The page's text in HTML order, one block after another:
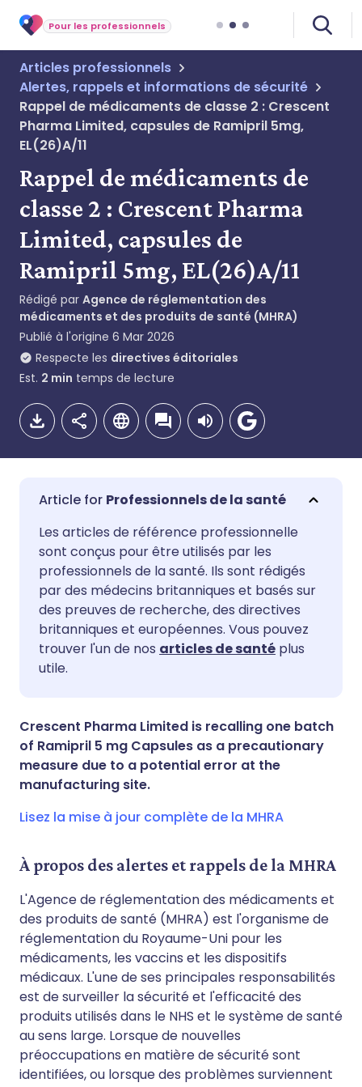
Pour les professionnels
Articles professionnels
Alertes, rappels et informations de sécurité
Rappel de médicaments de classe 2 : Crescent
Pharma Limited, capsules de Ramipril 5mg,
EL(26)A/11
Rappel de médicaments de
classe 2 : Crescent Pharma
Limited, capsules de
Ramipril 5mg, EL(26)A/11
Rédigé par Agence de réglementation des
médicaments et des produits de santé (MHRA)
Publié à l'origine 6 Mar 2026
Respecte les directives éditoriales
Est. 2 min temps de lecture
Partager par email
Partager sur Facebook
Partager via LinkedIn
Partager via WhatsApp
Copier le lien
🇬🇧 English 🇩🇪 Deutsch
🇪🇸 Español 🇫🇷 Français
🇮🇹 Italiano 🇵🇹
🇸🇦 عربي 🇸🇪 Svenska
Professionnels de la santé
Les articles de référence professionnelle
sont conçus pour être utilisés par les
professionnels de la santé. Ils sont rédigés
par des médecins britanniques et basés sur
des preuves de recherche, des directives
britanniques et européennes. Vous pouvez
trouver l'un de nos articles de santé plus
utile.
Crescent Pharma Limited is recalling one batch
of Ramipril 5 mg Capsules as a precautionary
measure due to a potential error at the
manufacturing site.
Lisez la mise à jour complète de la MHRA
À propos des alertes et rappels de la MHRA
L'Agence de réglementation des médicaments et
des produits de santé (MHRA) est l'organisme de
réglementation du Royaume-Uni pour les
médicaments, les vaccins et les dispositifs
médicaux. L'une de ses principales responsabilités
est de surveiller la sécurité et l'efficacité des
produits utilisés dans le NHS et le système de santé
au sens large. Lorsque de nouvelles
préoccupations en matière de sécurité sont
identifiées, ou lorsque des problèmes surviennent